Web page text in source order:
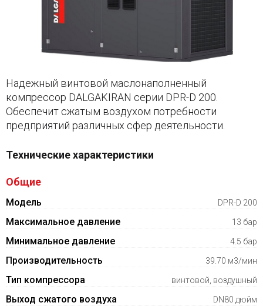
Надежный винтовой маслонаполненный
компрессор DALGAKIRAN серии DPR-D 200.
Обеспечит сжатым воздухом потребности
предприятий различных сфер деятельности.
Технические характеристики
Общие
Модель DPR-D 200
Максимальное давление 13 бар
Минимальное давление 4.5 бар
Производительность 39.70 м3/мин
Тип компрессора винтовой, воздушный
Выход сжатого воздуха DN80 дюйм